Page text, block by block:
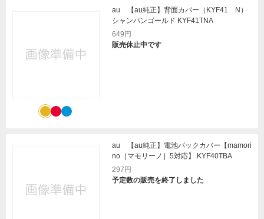
au 【au純正】背面カバー（KYF41 N）
シャンパンゴールド KYF41TNA
649円
販売休止中です
au 【au純正】電池パックカバー【mamori
no［マモリーノ］5対応】 KYF40TBA
297円
予定数の販売を終了しました